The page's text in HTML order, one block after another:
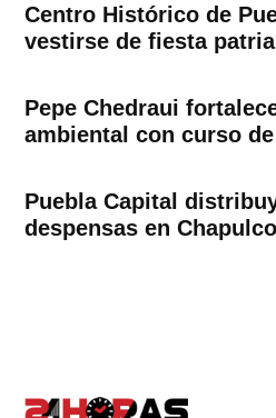
Centro Histórico de
vestirse de fiesta patria
Pepe Chedraui
ambiental con curso
Puebla Capital
despensas en Chapulco